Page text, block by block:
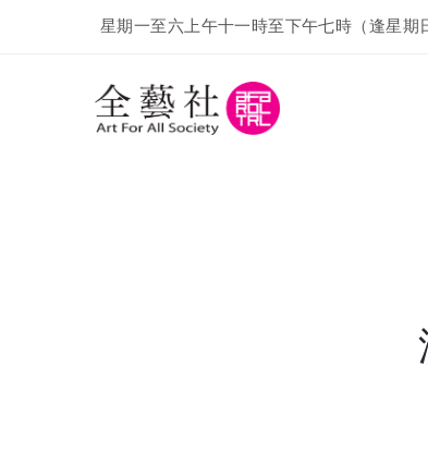
星期一至六上午十一時至下午七時（逢星期